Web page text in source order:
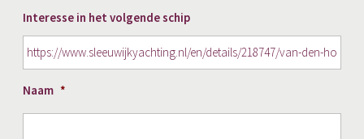
Interesse in het volgende schip
Naam *